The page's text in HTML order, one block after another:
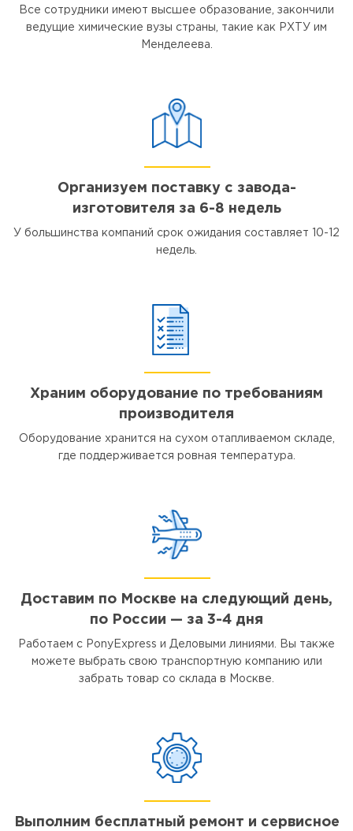
Все сотрудники имеют высшее образование, закончили
ведущие химические вузы страны, такие как РХТУ им
Менделеева.
Организуем поставку с завода-
изготовителя за 6-8 недель
У большинства компаний срок ожидания составляет 10-12
недель.
Храним оборудование по требованиям
производителя
Оборудование хранится на сухом отапливаемом складе,
где поддерживается ровная температура.
Доставим по Москве на следующий день,
по России — за 3-4 дня
Работаем с PonyExpress и Деловыми линиями. Вы также
можете выбрать свою транспортную компанию или
забрать товар со склада в Москве.
Выполним бесплатный ремонт и сервисное